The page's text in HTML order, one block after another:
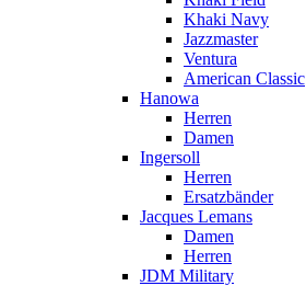
Khaki Navy
Jazzmaster
Ventura
American Classic
Hanowa
Herren
Damen
Ingersoll
Herren
Ersatzbänder
Jacques Lemans
Damen
Herren
JDM Military